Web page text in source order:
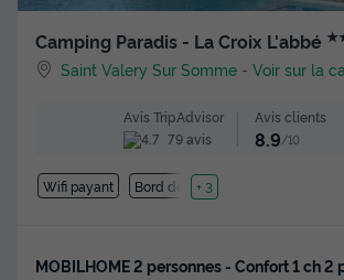
Camping Paradis - La Croix L'abbé
Saint Valery Sur Somme -Voir sur la
Avis TripAdvisor
79 avis
Avis clients
8.9/10
Wifi payant Bord de mer
+ 3
MOBILHOME 2 personnes - Confort 1 ch 2